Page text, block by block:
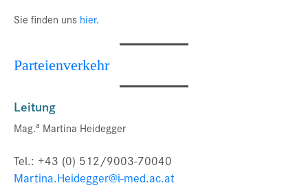
Sie finden uns hier.
Parteienverkehr
Leitung
Mag.a Martina Heidegger
Tel.: +43 (0) 512/9003-70040
Martina.Heidegger@i-med.ac.at